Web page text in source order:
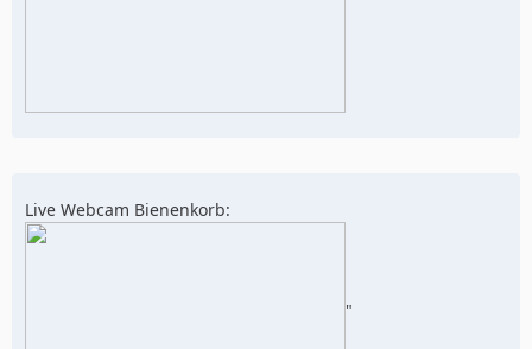
Live Webcam Bienenkorb:
"